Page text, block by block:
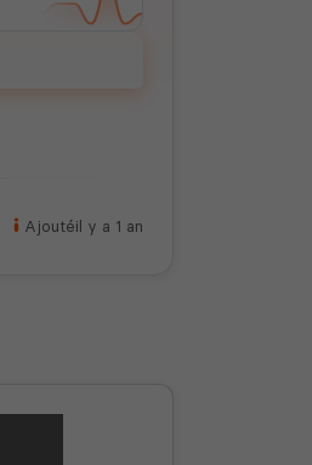
Ajoutéil y a 1 an